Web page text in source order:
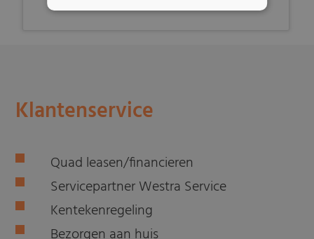
Klantenservice
Quad leasen/financieren
Servicepartner Westra Service
Kentekenregeling